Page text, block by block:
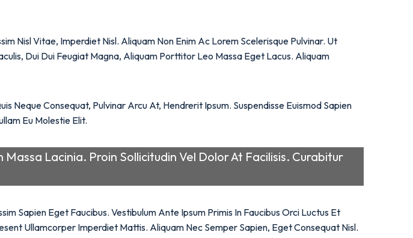
Nisl Vitae, Imperdiet Nisl. Aliquam Non Enim Ac Lorem Scelerisque Pulvinar. Ut
Dui Dui Feugiat Magna, Aliquam Porttitor Leo Massa Eget Lacus. Aliquam
Neque Consequat, Pulvinar Arcu At, Hendrerit Ipsum. Suspendisse Euismod Sapien
Eu Molestie Elit.
Lacinia. Proin Sollicitudin Vel Dolor At Facilisis. Curabitur
Sapien Eget Faucibus. Vestibulum Ante Ipsum Primis In Faucibus Orci Luctus Et
Ullamcorper Imperdiet Mattis. Aliquam Nec Semper Sapien, Eget Consequat Nisl.